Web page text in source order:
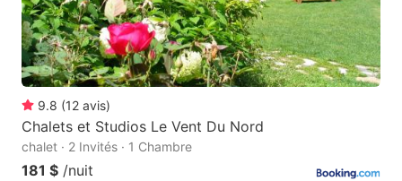
9.8 (12 avis)
Chalets et Studios Le Vent Du Nord
chalet · 2 Invités · 1 Chambre
181 $ /nuit